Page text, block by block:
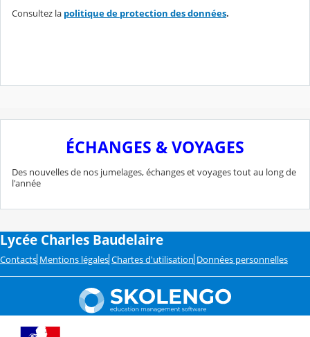
Consultez la politique de protection des données.
ÉCHANGES & VOYAGES
Des nouvelles de nos jumelages, échanges et voyages tout au long de
l'année
Lycée Charles Baudelaire
Contacts Mentions légales Chartes d'utilisation Données personnelles